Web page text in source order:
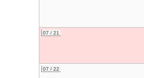
07 / 21
07 / 22